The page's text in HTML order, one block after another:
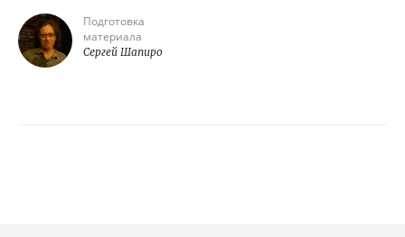
Подготовка
материала
Сергей Шапиро